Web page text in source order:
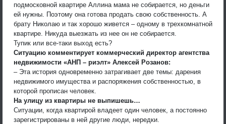
подмосковной квартире Аллина мама не собирается, но деньги
ей нужны. Поэтому она готова продать свою собственность. А
брату Николаю и так хорошо живется – одному в трехкомнатной
квартире. Никуда выезжать из нее он не собирается.
Тупик или все-таки выход есть?
Ситуацию комментирует коммерческий директор агентства
недвижимости «АНП – риэлт» Алексей Розанов:
– Эта история одновременно затрагивает две темы: дарения
недвижимого имущества и распоряжения собственностью, в
которой прописан человек.
На улицу из квартиры не выпишешь…
Ситуации, когда квартирой владеет один человек, а постоянно
зарегистрированы в ней другие люди, нередки.